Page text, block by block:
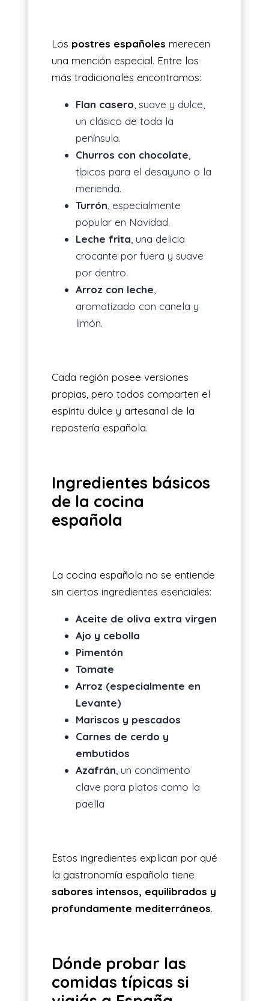
Los postres españoles merecen
una mención especial. Entre los
más tradicionales encontramos:
Flan casero, suave y dulce,
un clásico de toda la
península.
Churros con chocolate,
típicos para el desayuno o la
merienda.
Turrón, especialmente
popular en Navidad.
Leche frita, una delicia
crocante por fuera y suave
por dentro.
Arroz con leche,
aromatizado con canela y
limón.
Cada región posee versiones
propias, pero todos comparten el
espíritu dulce y artesanal de la
repostería española.
Ingredientes básicos
de la cocina
española
La cocina española no se entiende
sin ciertos ingredientes esenciales:
Aceite de oliva extra virgen
Ajo y cebolla
Pimentón
Tomate
Arroz (especialmente en
Levante)
Mariscos y pescados
Carnes de cerdo y
embutidos
Azafrán, un condimento
clave para platos como la
paella
Estos ingredientes explican por qué
la gastronomía española tiene
sabores intensos, equilibrados y
profundamente mediterráneos.
Dónde probar las
comidas típicas si